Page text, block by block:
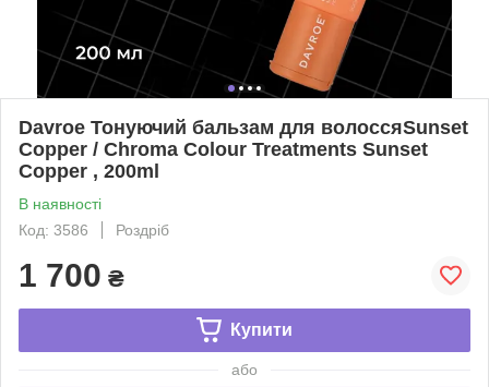
Davroe Тонуючий бальзам для волоссяSunset
Copper / Chroma Colour Treatments Sunset
Copper , 200ml
В наявності
Код: 3586
Роздріб
1 700 ₴
Купити
або